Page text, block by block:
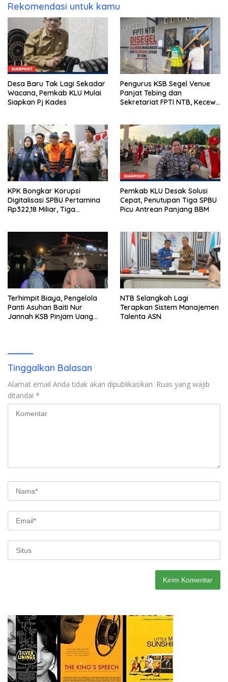
Rekomendasi untuk kamu
Desa Baru Tak Lagi Sekadar
Wacana, Pemkab KLU Mulai
Siapkan Pj Kades
Pengurus KSB Segel Venue
Panjat Tebing dan
Sekretariat FPTI NTB, Kecewa
KPK Bongkar Korupsi
Digitalisasi SPBU Pertamina
Rp322,18 Miliar, Tiga
Pemkab KLU Desak Solusi
Cepat, Penutupan Tiga SPBU
Picu Antrean Panjang BBM
Terhimpit Biaya, Pengelola
Panti Asuhan Baiti Nur
Jannah KSB Pinjam Uang
NTB Selangkah Lagi
Terapkan Sistem Manajemen
Talenta ASN
Tinggalkan Balasan
Alamat email Anda tidak akan dipublikasikan. Ruas yang wajib
ditandai *